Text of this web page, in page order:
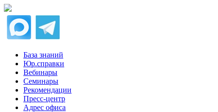
База знаний
Юр.справки
Вебинары
Семинары
Рекомендации
Пресс-центр
Адрес офиса